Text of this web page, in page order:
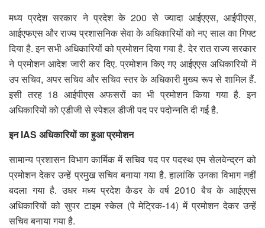
मध्य प्रदेश सरकार ने प्रदेश के 200 से ज्यादा आईएएस, आईपीएस,
आईएफएस और राज्य प्रशासनिक सेवा के अधिकारियों को नए साल का गिफ्ट
दिया है. इन सभी अधिकारियों को प्रमोशन दिया गया है. देर रात राज्य सरकार
ने प्रमोशन आदेश जारी कर दिए. प्रमोशन किए गए आईएएस अधिकारियों में
उप सचिव, अपर सचिव और सचिव स्तर के अधिकारी मुख्य रूप से शामिल हैं.
इसी तरह 18 आईपीएस अफसरों का भी प्रमोशन किया गया है. इन
अधिकारियों को एडीजी से स्पेशल डीजी पद पर पदोन्नति दी गई है.
इन IAS अधिकारियों का हुआ प्रमोशन
सामान्य प्रशासन विभाग कार्मिक में सचिव पद पर पदस्थ एम सेलवेन्द्रन को
प्रमोशन देकर उन्हें प्रमुख सचिव बनाया गया है. हालांकि उनका विभाग नहीं
बदला गया है. उधर मध्य प्रदेश कैडर के वर्ष 2010 बैच के आईएएस
अधिकारियों को सुपर टाइम स्केल (पे मेट्रिक-14) में प्रमोशन देकर उन्हें
सचिव बनाया गया है.